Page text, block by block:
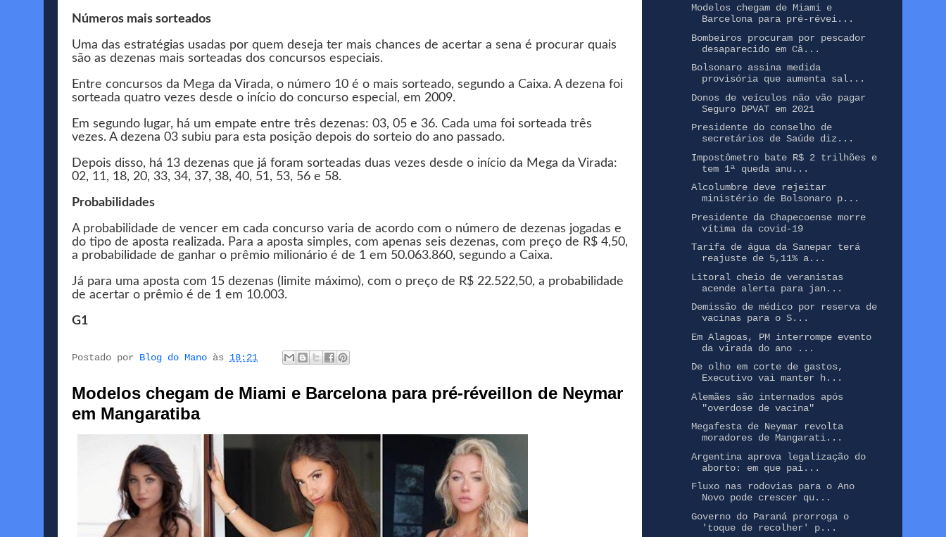
Números mais sorteados
Uma das estratégias usadas por quem deseja ter mais chances de acertar a sena é procurar quais
são as dezenas mais sorteadas dos concursos especiais.
Entre concursos da Mega da Virada, o número 10 é o mais sorteado, segundo a Caixa. A dezena foi
sorteada quatro vezes desde o início do concurso especial, em 2009.
Em segundo lugar, há um empate entre três dezenas: 03, 05 e 36. Cada uma foi sorteada três
vezes. A dezena 03 subiu para esta posição depois do sorteio do ano passado.
Depois disso, há 13 dezenas que já foram sorteadas duas vezes desde o início da Mega da Virada:
02, 11, 18, 20, 33, 34, 37, 38, 40, 51, 53, 56 e 58.
Probabilidades
A probabilidade de vencer em cada concurso varia de acordo com o número de dezenas jogadas e
do tipo de aposta realizada. Para a aposta simples, com apenas seis dezenas, com preço de R$ 4,50,
a probabilidade de ganhar o prêmio milionário é de 1 em 50.063.860, segundo a Caixa.
Já para uma aposta com 15 dezenas (limite máximo), com o preço de R$ 22.522,50, a probabilidade
de acertar o prêmio é de 1 em 10.003.
G1
Postado por Blog do Mano às 18:21
Modelos chegam de Miami e Barcelona para pré-réveillon de Neymar
em Mangaratiba
Modelos chegam de Miami e
Barcelona para pré-révei...
Bombeiros procuram por pescador
desaparecido em Câ...
Bolsonaro assina medida
provisória que aumenta sal...
Donos de veículos não vão pagar
Seguro DPVAT em 2021
Presidente do conselho de
secretários de Saúde diz...
Impostômetro bate R$ 2 trilhões e
tem 1ª queda anu...
Alcolumbre deve rejeitar
ministério de Bolsonaro p...
Presidente da Chapecoense morre
vítima da covid-19
Tarifa de água da Sanepar terá
reajuste de 5,11% a...
Litoral cheio de veranistas
acende alerta para jan...
Demissão de médico por reserva de
vacinas para o S...
Em Alagoas, PM interrompe evento
da virada do ano ...
De olho em corte de gastos,
Executivo vai manter h...
Alemães são internados após
"overdose de vacina"
Megafesta de Neymar revolta
moradores de Mangarati...
Argentina aprova legalização do
aborto: em que pai...
Fluxo nas rodovias para o Ano
Novo pode crescer qu...
Governo do Paraná prorroga o
'toque de recolher' p...